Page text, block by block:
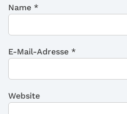
Name *
E-Mail-Adresse *
Website